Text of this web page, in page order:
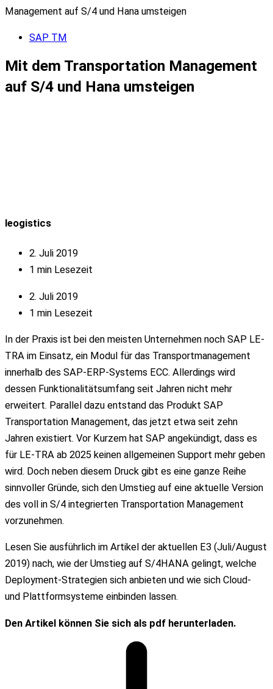
Management auf S/4 und Hana umsteigen
SAP TM
Mit dem Transportation Management
auf S/4 und Hana umsteigen
leogistics
2. Juli 2019
1 min Lesezeit
2. Juli 2019
1 min Lesezeit
In der Praxis ist bei den meisten Unternehmen noch SAP LE-
TRA im Einsatz, ein Modul für das Transportmanagement
innerhalb des SAP-ERP-Systems ECC. Allerdings wird
dessen Funktionalitätsumfang seit Jahren nicht mehr
erweitert. Parallel dazu entstand das Produkt SAP
Transportation Management, das jetzt etwa seit zehn
Jahren existiert. Vor Kurzem hat SAP angekündigt, dass es
für LE-TRA ab 2025 keinen allgemeinen Support mehr geben
wird. Doch neben diesem Druck gibt es eine ganze Reihe
sinnvoller Gründe, sich den Umstieg auf eine aktuelle Version
des voll in S/4 integrierten Transportation Management
vorzunehmen.
Lesen Sie ausführlich im Artikel der aktuellen E3 (Juli/August
2019) nach, wie der Umstieg auf S/4HANA gelingt, welche
Deployment-Strategien sich anbieten und wie sich Cloud-
und Plattformsysteme einbinden lassen.
Den Artikel können Sie sich als pdf herunterladen.